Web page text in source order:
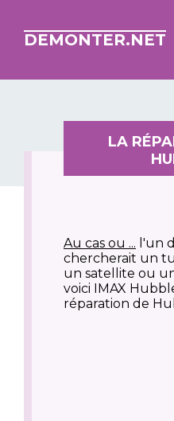
DEMONTER.NET
LA
Au cas ou ... l'un
chercherait un
un satellite ou
voici IMAX
réparation de